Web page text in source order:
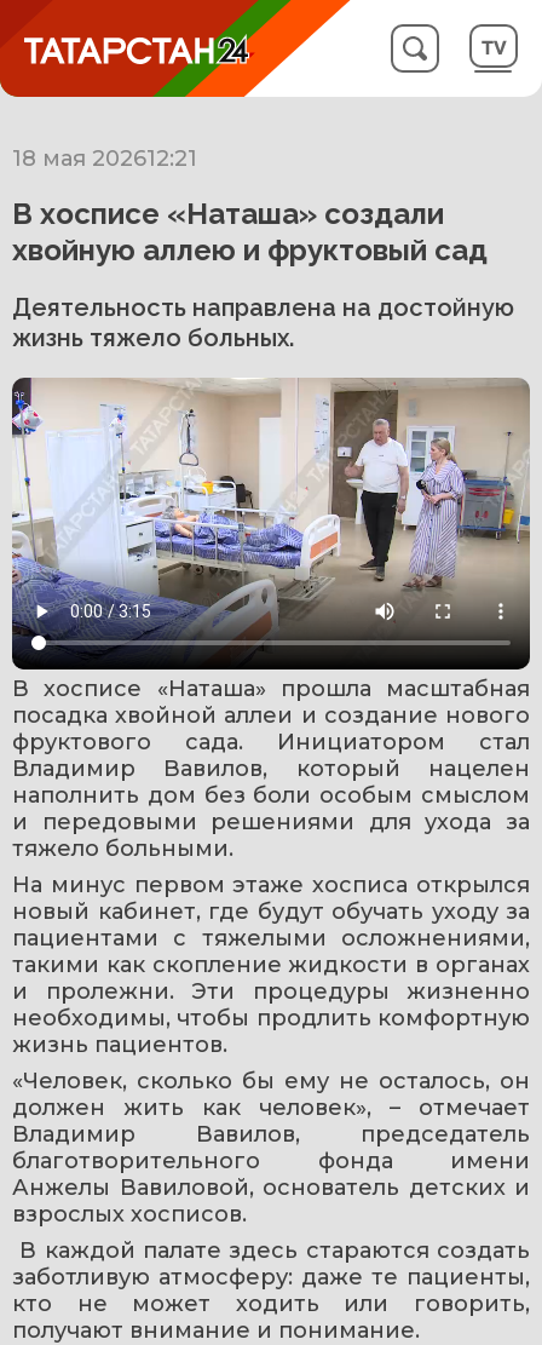
18 мая 202612:21
В хосписе «Наташа» создали
хвойную аллею и фруктовый сад
Деятельность направлена на достойную
жизнь тяжело больных.
В хосписе «Наташа» прошла масштабная
посадка хвойной аллеи и создание нового
фруктового сада. Инициатором стал
Владимир Вавилов, который нацелен
наполнить дом без боли особым смыслом
и передовыми решениями для ухода за
тяжело больными.
На минус первом этаже хосписа открылся
новый кабинет, где будут обучать уходу за
пациентами с тяжелыми осложнениями,
такими как скопление жидкости в органах
и пролежни. Эти процедуры жизненно
необходимы, чтобы продлить комфортную
жизнь пациентов.
«Человек, сколько бы ему не осталось, он
должен жить как человек», – отмечает
Владимир Вавилов, председатель
благотворительного фонда имени
Анжелы Вавиловой, основатель детских и
взрослых хосписов.
В каждой палате здесь стараются создать
заботливую атмосферу: даже те пациенты,
кто не может ходить или говорить,
получают внимание и понимание.